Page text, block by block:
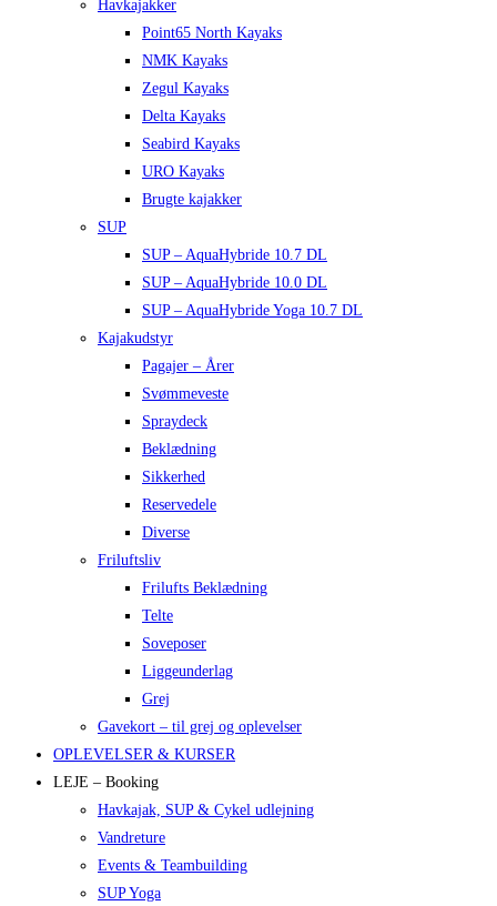
Havkajakker
Point65 North Kayaks
NMK Kayaks
Zegul Kayaks
Delta Kayaks
Seabird Kayaks
URO Kayaks
Brugte kajakker
SUP
SUP – AquaHybride 10.7 DL
SUP – AquaHybride 10.0 DL
SUP – AquaHybride Yoga 10.7 DL
Kajakudstyr
Pagajer – Årer
Svømmeveste
Spraydeck
Beklædning
Sikkerhed
Reservedele
Diverse
Friluftsliv
Frilufts Beklædning
Telte
Soveposer
Liggeunderlag
Grej
Gavekort – til grej og oplevelser
OPLEVELSER & KURSER
LEJE – Booking
Havkajak, SUP & Cykel udlejning
Vandreture
Events & Teambuilding
SUP Yoga